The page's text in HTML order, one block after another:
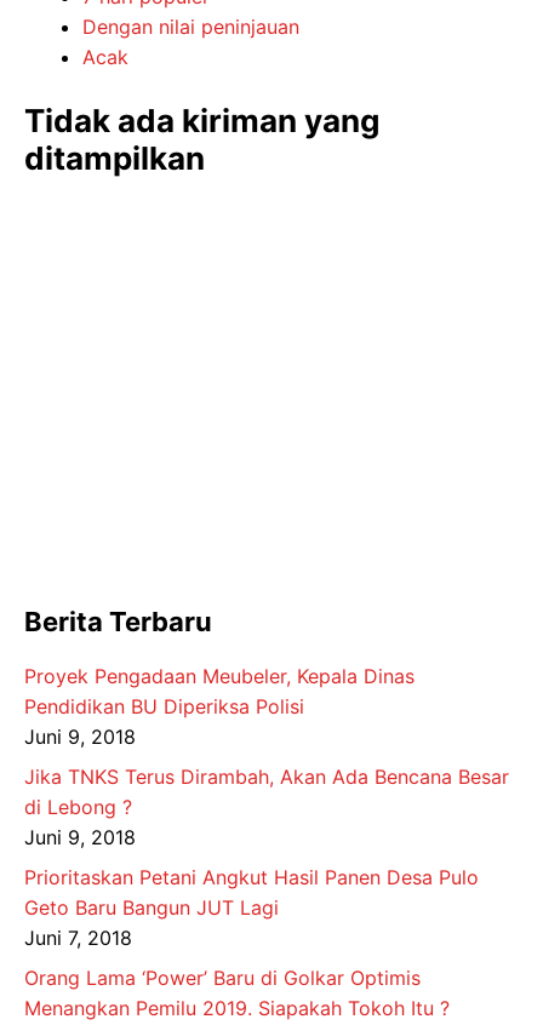
Dengan nilai peninjauan
Acak
Tidak ada kiriman yang
ditampilkan
Berita Terbaru
Proyek Pengadaan Meubeler, Kepala Dinas
Pendidikan BU Diperiksa Polisi
Juni 9, 2018
Jika TNKS Terus Dirambah, Akan Ada Bencana Besar
di Lebong ?
Juni 9, 2018
Prioritaskan Petani Angkut Hasil Panen Desa Pulo
Geto Baru Bangun JUT Lagi
Juni 7, 2018
Orang Lama ‘Power’ Baru di Golkar Optimis
Menangkan Pemilu 2019. Siapakah Tokoh Itu ?